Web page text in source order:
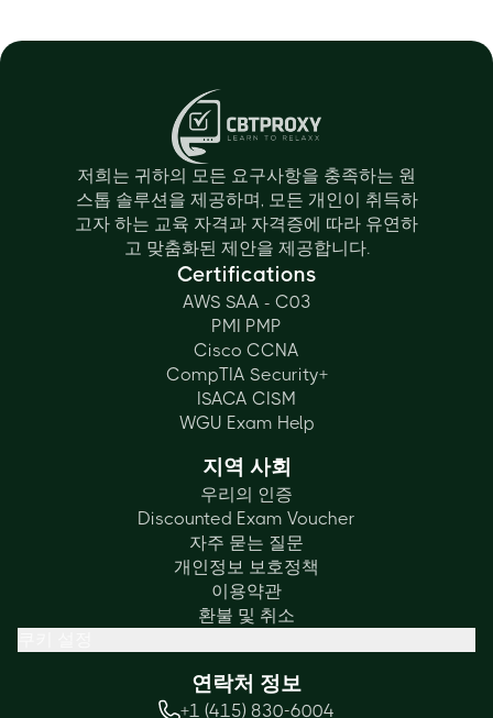
저희는 귀하의 모든 요구사항을 충족하는 원
스톱 솔루션을 제공하며, 모든 개인이 취득하
고자 하는 교육 자격과 자격증에 따라 유연하
고 맞춤화된 제안을 제공합니다.
Certifications
AWS SAA - C03
PMI PMP
Cisco CCNA
CompTIA Security+
ISACA CISM
WGU Exam Help
지역 사회
우리의 인증
Discounted Exam Voucher
자주 묻는 질문
개인정보 보호정책
이용약관
환불 및 취소
연락처 정보
+1 (415) 830-6004